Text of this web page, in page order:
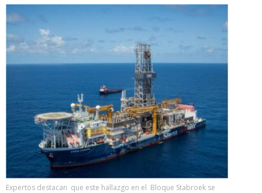
Expertos destacan que este hallazgo en el Bloque Stabroek se